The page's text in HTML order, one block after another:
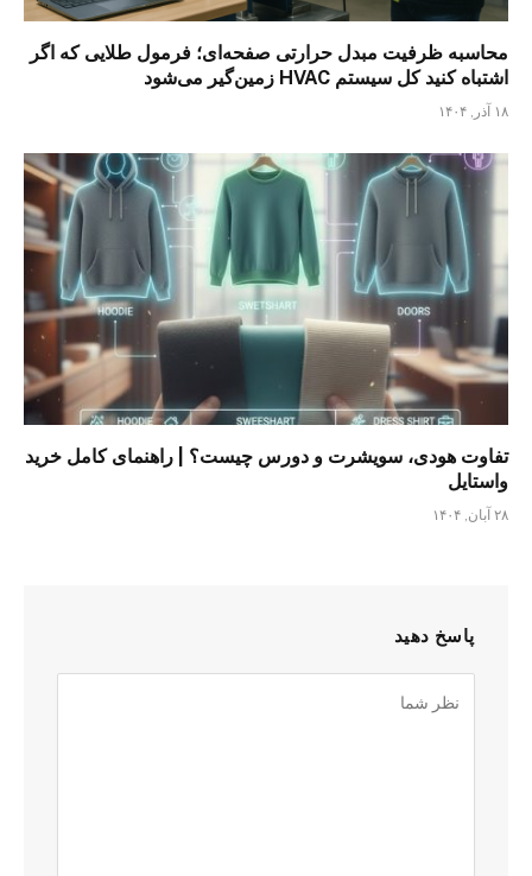
محاسبه ظرفیت مبدل حرارتی صفحه‌ای؛ فرمول طلایی که اگر
اشتباه کنید کل سیستم HVAC زمین‌گیر می‌شود
۱۸ آذر, ۱۴۰۴
تفاوت هودی، سویشرت و دورس چیست؟ | راهنمای کامل خرید
واستایل
۲۸ آبان, ۱۴۰۴
پاسخ دهید